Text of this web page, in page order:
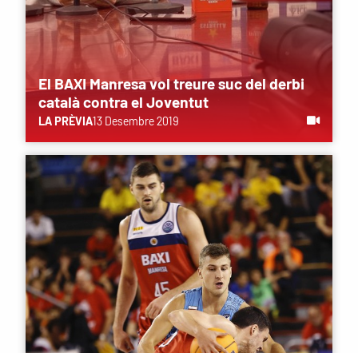
El BAXI Manresa vol treure suc del derbi
català contra el Joventut
LA PRÈVIA13 Desembre 2019